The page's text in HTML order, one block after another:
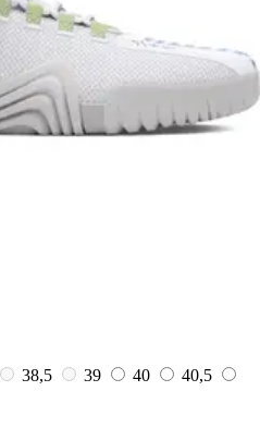
38,5 39 40
40,5